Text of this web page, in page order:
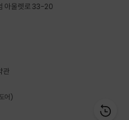
아울렛로 33-20
관
어)